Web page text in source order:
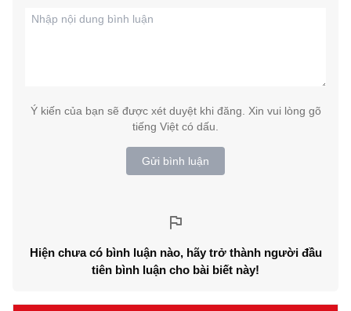
Ý kiến của bạn sẽ được xét duyệt khi đăng. Xin vui lòng gõ
tiếng Việt có dấu.
Gửi bình luận
Hiện chưa có bình luận nào, hãy trở thành người đầu
tiên bình luận cho bài biết này!